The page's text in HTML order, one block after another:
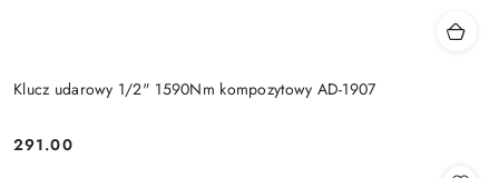
Klucz udarowy 1/2" 1590Nm kompozytowy AD-1907
Cena:
291.00